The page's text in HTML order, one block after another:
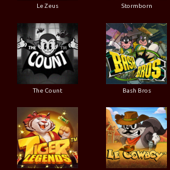
Le Zeus Stormborn
The Count Bash Bros